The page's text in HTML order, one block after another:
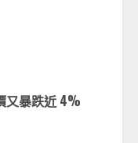
又暴跌近 4%